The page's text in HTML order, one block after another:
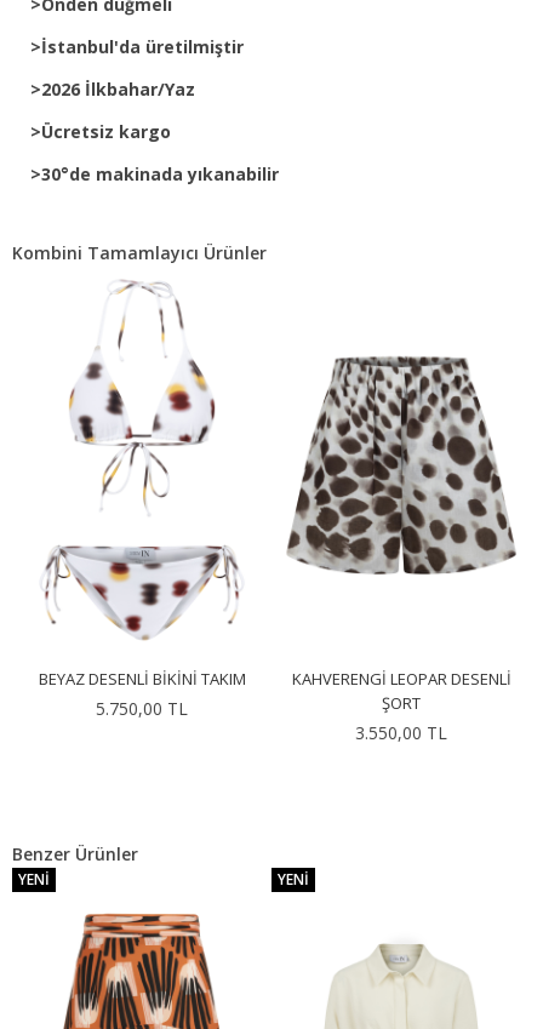
>İstanbul'da üretilmiştir
>2026 İlkbahar/Yaz
>Ücretsiz kargo
>30°de makinada yıkanabilir
Kombini Tamamlayıcı Ürünler
BEYAZ DESENLI BIKINI TAKIM
5.750,00 TL
KAHVERENGI LEOPAR DESENLI
ŞORT
3.550,00 TL
Benzer Ürünler
YENI YENI